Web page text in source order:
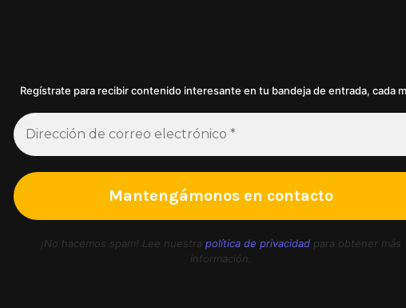
Regístrate para recibir contenido interesante en tu bandeja de entrada, cada
¡No hacemos spam! Lee nuestrapolítica de privacidad para obtener más
información.